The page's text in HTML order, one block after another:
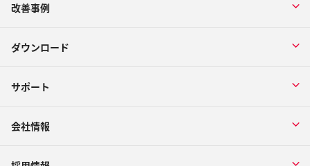
改善事例
ダウンロード
サポート
会社情報